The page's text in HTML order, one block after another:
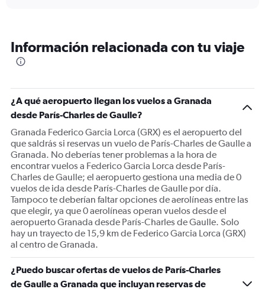
categories.
The
Y
axis
displaying
values.
Range:
0
to
750.
Información relacionada con tu viaje
¿A qué aeropuerto llegan los vuelos a Granada
desde París-Charles de Gaulle?
Granada Federico Garcia Lorca (GRX) es el aeropuerto del
que saldrás si reservas un vuelo de París-Charles de Gaulle a
Granada. No deberías tener problemas a la hora de
encontrar vuelos a Federico Garcia Lorca desde París-
Charles de Gaulle; el aeropuerto gestiona una media de 0
vuelos de ida desde París-Charles de Gaulle por día.
Tampoco te deberían faltar opciones de aerolíneas entre las
que elegir, ya que 0 aerolíneas operan vuelos desde el
aeropuerto Granada desde París-Charles de Gaulle. Solo
hay un trayecto de 15,9 km de Federico Garcia Lorca (GRX)
al centro de Granada.
¿Puedo buscar ofertas de vuelos de París-Charles
de Gaulle a Granada que incluyan reservas de